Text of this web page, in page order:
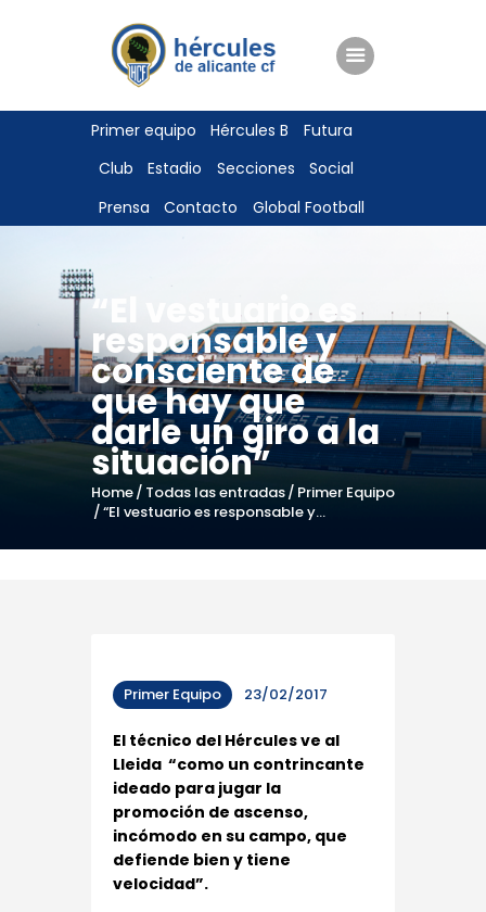
Primer equipo Hércules B
Futura
Club
Estadio Secciones
Social
Prensa
Contacto Global Football
“El vestuario es
responsable y
consciente de
que hay que
darle un giro a la
situación”
Home Todas las entradas
Primer Equipo
“El vestuario es responsable y...
ENTRADAS
TIENDA
HÉRCULESCF100
Primer Equipo 23/02/2017
El técnico del Hércules ve al
Lleida “como un contrincante
ideado para jugar la
promoción de ascenso,
incómodo en su campo, que
defiende bien y tiene
velocidad”.